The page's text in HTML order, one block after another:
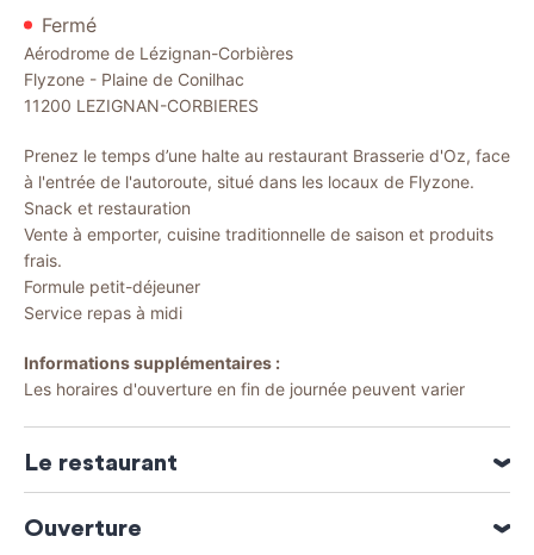
Fermé
Aérodrome de Lézignan-Corbières
Flyzone - Plaine de Conilhac
11200 LEZIGNAN-CORBIERES
Prenez le temps d’une halte au restaurant Brasserie d'Oz, face
à l'entrée de l'autoroute, situé dans les locaux de Flyzone.
Snack et restauration
Vente à emporter, cuisine traditionnelle de saison et produits
frais.
Formule petit-déjeuner
Service repas à midi
Informations supplémentaires :
Les horaires d'ouverture en fin de journée peuvent varier
Le restaurant
Ouverture